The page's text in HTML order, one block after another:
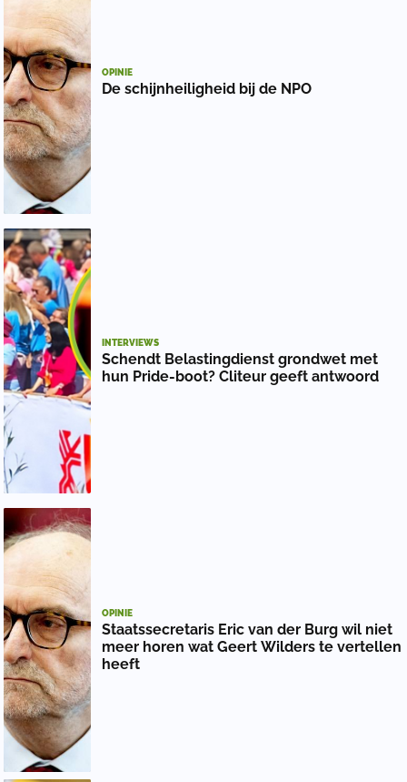
OPINIE
De schijnheiligheid bij de NPO
INTERVIEWS
Schendt Belastingdienst grondwet met
hun Pride-boot? Cliteur geeft antwoord
OPINIE
Staatssecretaris Eric van der Burg wil niet
meer horen wat Geert Wilders te vertellen
heeft